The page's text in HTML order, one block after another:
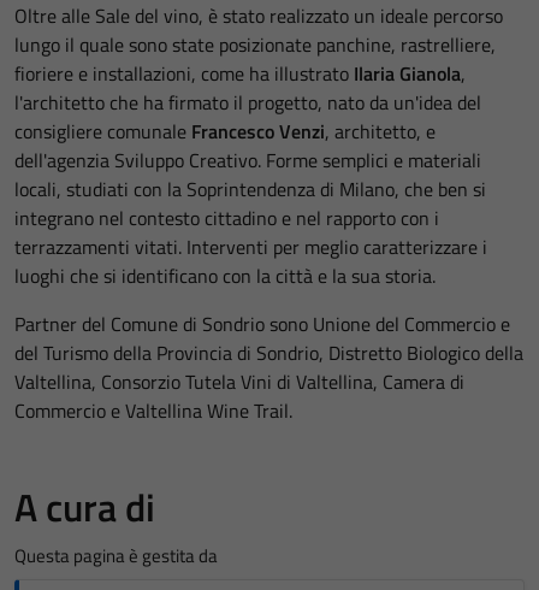
Oltre alle Sale del vino, è stato realizzato un ideale percorso
lungo il quale sono state posizionate panchine, rastrelliere,
fioriere e installazioni, come ha illustrato Ilaria Gianola,
l'architetto che ha firmato il progetto, nato da un'idea del
consigliere comunale Francesco Venzi, architetto, e
dell'agenzia Sviluppo Creativo. Forme semplici e materiali
locali, studiati con la Soprintendenza di Milano, che ben si
integrano nel contesto cittadino e nel rapporto con i
terrazzamenti vitati. Interventi per meglio caratterizzare i
luoghi che si identificano con la città e la sua storia.
Partner del Comune di Sondrio sono Unione del Commercio e
del Turismo della Provincia di Sondrio, Distretto Biologico della
Valtellina, Consorzio Tutela Vini di Valtellina, Camera di
Commercio e Valtellina Wine Trail.
A cura di
Questa pagina è gestita da